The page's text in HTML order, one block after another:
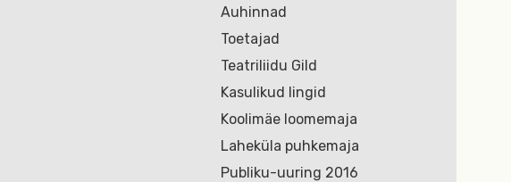
Auhinnad
Toetajad
Teatriliidu Gild
Kasulikud lingid
Koolimäe loomemaja
Laheküla puhkemaja
Publiku-uuring 2016